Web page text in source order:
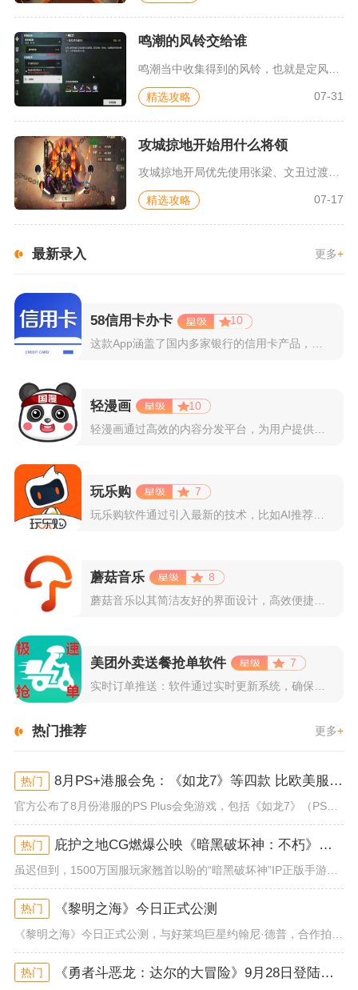
鸣潮的风铃交给谁
鸣潮当中收集得到的风铃，也就是定风铎，需要交给位于乘霄山虹镇...
精选攻略 07-31
攻城掠地开始用什么将领
精选攻略 07-17
最新录入 更多+
58信用卡办卡
10
这款App涵盖了国内多家银行的信用卡产品，支持用户根据自己的...
轻漫画
10
轻漫画通过高效的内容分发平台，为用户提供高清、全彩的漫画阅读...
玩乐购
7
玩乐购软件通过引入最新的技术，比如AI推荐算法、AR试穿功能...
蘑菇音乐
8
美团外卖送餐抢单软件
7
热门推荐 更多+
热门 8月PS+港服会免：《如龙7》等四款 比欧美服多一款
官方公布了8月份港服的PS Plus会免游戏，包括《如龙7》（PS4/PS5）、《小小梦魇》（PS4）、《托尼霍克职业滑...
热门 庇护之地CG燃爆公映《暗黑破坏神：不朽》今日全平台上线
虽迟但到，1500万国服玩家翘首以盼的“暗黑破坏神”IP正版手游《暗黑破坏神：不朽》已于今日全平台上线！动作RPG王者再...
热门 《黎明之海》今日正式公测
热门 《勇者斗恶龙：达尔的大冒险》9月28日登陆苹果谷歌应用商店